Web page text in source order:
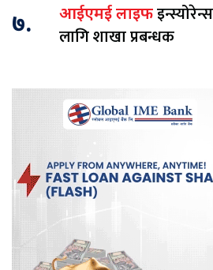
७. आईएमई लाइफ
लागि शाखा प्रबन्धक